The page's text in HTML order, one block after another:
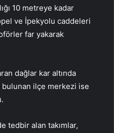
10 metreye kadar
ve İpekyolu caddeleri
far yakarak
dağlar kar altında
ilçe merkezi ise
tedbir alan takımlar,